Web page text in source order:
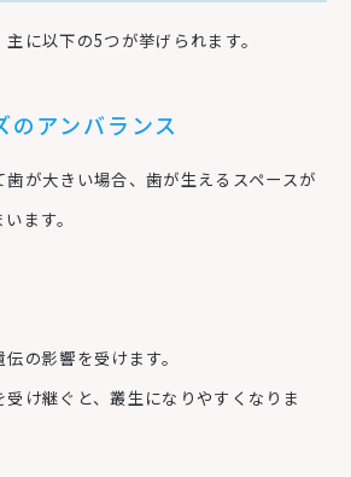
に以下の5つが挙げられます。
のアンバランス
が大きい場合、歯が生えるスペースが
ます。
の影響を受けます。
け継ぐと、叢生になりやすくなりま